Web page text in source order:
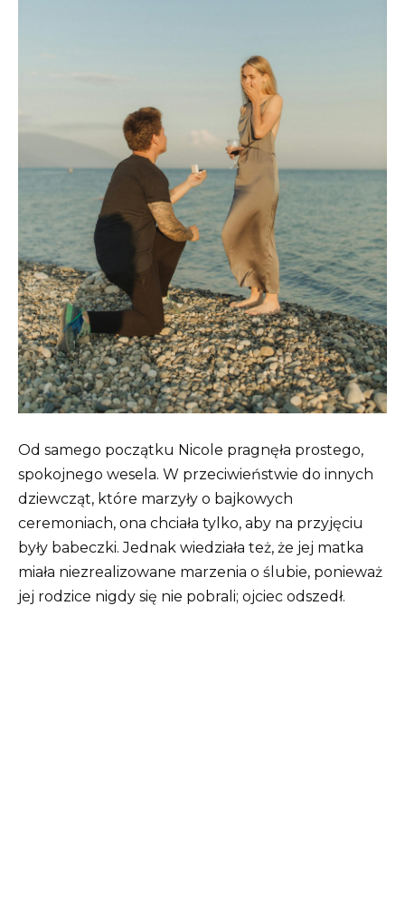
Od samego początku Nicole pragnęła prostego,
spokojnego wesela. W przeciwieństwie do innych
dziewcząt, które marzyły o bajkowych
ceremoniach, ona chciała tylko, aby na przyjęciu
były babeczki. Jednak wiedziała też, że jej matka
miała niezrealizowane marzenia o ślubie, ponieważ
jej rodzice nigdy się nie pobrali; ojciec odszedł.